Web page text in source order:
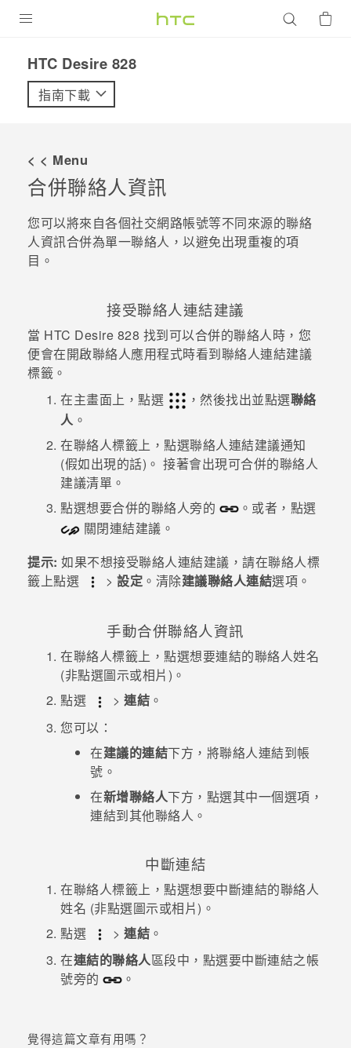
VIVE
配件
優惠專區
企業採購
VIVELAND
登入
HTC Desire 828‎
指南下載
< < Menu
合併聯絡人資訊
您可以將來自各個社交網路帳號等不同來源的聯絡
人資訊合併為單一聯絡人，以避免出現重複的項
目。
接受聯絡人連結建議
當 HTC Desire 828 找到可以合併的聯絡人時，您
便會在開啟聯絡人應用程式時看到聯絡人連結建議
標籤。
在主畫面上，點選 ，然後找出並點選聯絡
人 。
在聯絡人標籤上，點選聯絡人連結建議通知
(假如出現的話)。 接著會出現可合併的聯絡人
建議清單。
點選想要合併的聯絡人旁的
。或者，點選
關閉連結建議。
提示: 如果不想接受聯絡人連結建議，請在聯絡人標
籤上點選
> 設定 。清除建議聯絡人連結選項。
手動合併聯絡人資訊
在聯絡人標籤上，點選想要連結的聯絡人姓名
(非點選圖示或相片)。
點選
> 連結 。
您可以：
在建議的連結下方，將聯絡人連結到帳
號。
在新增聯絡人下方，點選其中一個選項，
連結到其他聯絡人。
中斷連結
在聯絡人標籤上，點選想要中斷連結的聯絡人
姓名 (非點選圖示或相片)。
點選
> 連結 。
在連結的聯絡人區段中，點選要中斷連結之帳
號旁的
。
覺得這篇文章有用嗎？